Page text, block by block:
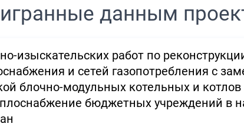
данным
изыскательских работ по
и сетей газопотребления с
блочно-модульных котельных и
бюджетных учреждений в